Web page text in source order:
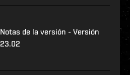
Notas de la versión - Versión
23.02